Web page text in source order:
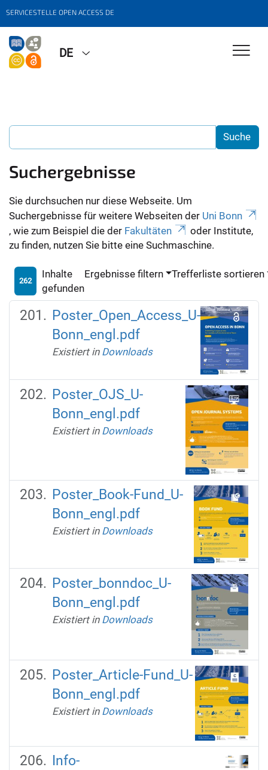
SERVICESTELLE OPEN ACCESS DE
DE
Suchergebnisse
Sie durchsuchen nur diese Webseite. Um
Suchergebnisse für weitere Webseiten der Uni Bonn
, wie zum Beispiel die der Fakultäten
oder Institute,
zu finden, nutzen Sie bitte eine Suchmaschine.
262
Inhalte
gefunden
Ergebnisse filtern Trefferliste sortieren
Poster_Open_Access_U-
Bonn_engl.pdf
Existiert in Downloads
Poster_OJS_U-
Bonn_engl.pdf
Existiert in Downloads
Poster_Book-Fund_U-
Bonn_engl.pdf
Existiert in Downloads
Poster_bonndoc_U-
Bonn_engl.pdf
Existiert in Downloads
Poster_Article-Fund_U-
Bonn_engl.pdf
Existiert in Downloads
Info-